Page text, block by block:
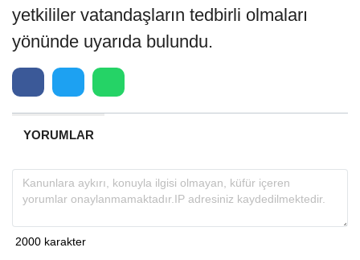
yetkililer vatandaşların tedbirli olmaları
yönünde uyarıda bulundu.
YORUMLAR